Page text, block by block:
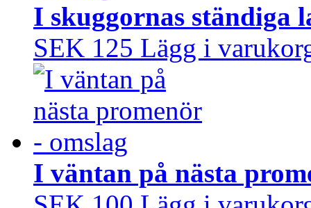
I skuggornas ständiga
SEK 125 Lägg i
I väntan på nästa